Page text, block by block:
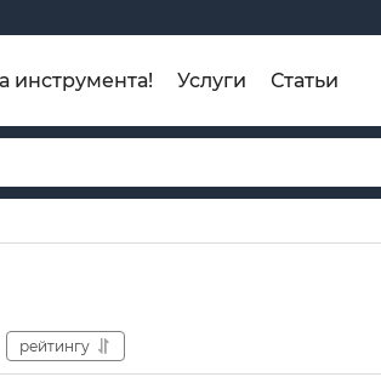
инструмента! Услуги Статьи
рейтингу